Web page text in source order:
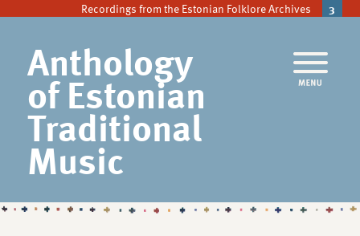
Recordings from the Estonian Folklore Archives 3
Anthology
of Estonian
Traditional
Music